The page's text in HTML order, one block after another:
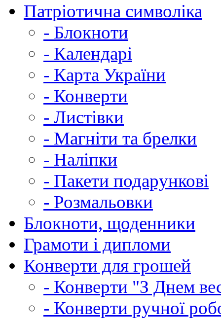
Патріотична символіка
- Блокноти
- Календарі
- Карта України
- Конверти
- Листівки
- Магніти та брелки
- Наліпки
- Пакети подарункові
- Розмальовки
Блокноти, щоденники
Грамоти і дипломи
Конверти для грошей
- Конверти "З Днем
- Конверти ручної